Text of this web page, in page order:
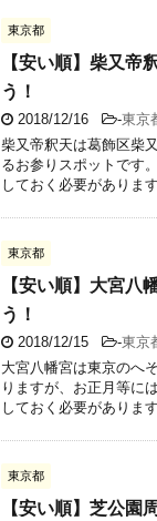
東京都
【安い順】柴又帝
う！
2018/12/16 -東京
柴又帝釈天は葛飾区柴
るお参りスポットです
しておく必要がありま
東京都
【安い順】大宮八
う！
2018/12/15 -東京
大宮八幡宮は東京のへ
りますが、お正月等に
しておく必要がありま
東京都
【安い順】芝公園